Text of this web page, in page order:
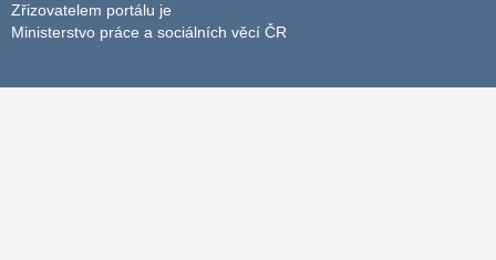
Zřizovatelem portálu je
Ministerstvo práce a sociálních věcí ČR